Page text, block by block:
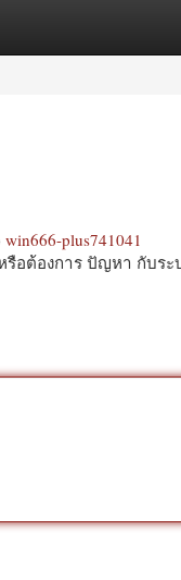
win666-plus741041
รือต้องการ ปัญหา กับร